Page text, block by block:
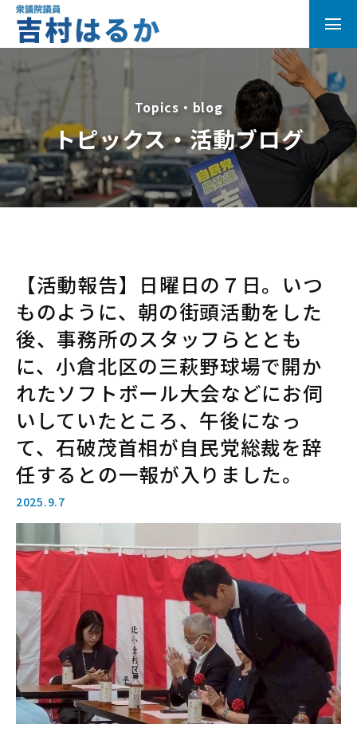
Topics・blog
トピックス・活動ブログ
【活動報告】日曜日の７日。いつ
ものように、朝の街頭活動をした
後、事務所のスタッフらととも
に、小倉北区の三萩野球場で開か
れたソフトボール大会などにお伺
いしていたところ、午後になっ
て、石破茂首相が自民党総裁を辞
任するとの一報が入りました。
2025.9.7